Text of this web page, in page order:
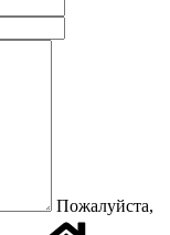
Пожалуйста,